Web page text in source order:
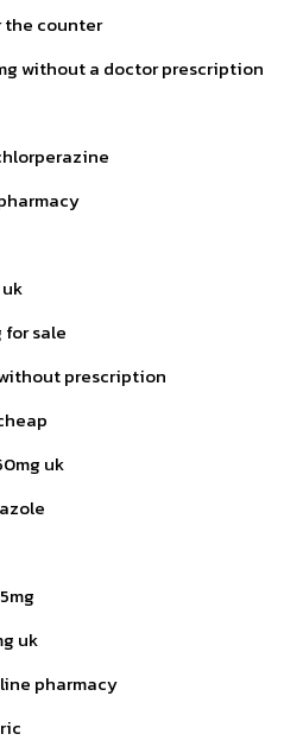
the counter
without a doctor prescription
sale
prescription
uk
uk
pharmacy